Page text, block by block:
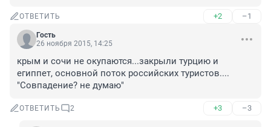
ОТВЕТИТЬ +2 –1
Гость
26 ноября 2015, 14:25
крым и сочи не окупаются...закрыли турцию и
египпет, основной поток российских туристов....
"Совпадение? не думаю"
ОТВЕТИТЬ 2 +3 –3